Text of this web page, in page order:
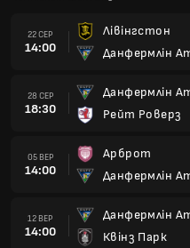
22 СЕР
14:00
Лівінгстон
Данфермлін
28 СЕР
18:30
Данфермлін
Рейт Роверз
05 ВЕР
14:00
Арброт
Данфермлін
12 ВЕР
14:00
Данфермлін
Квінз Парк